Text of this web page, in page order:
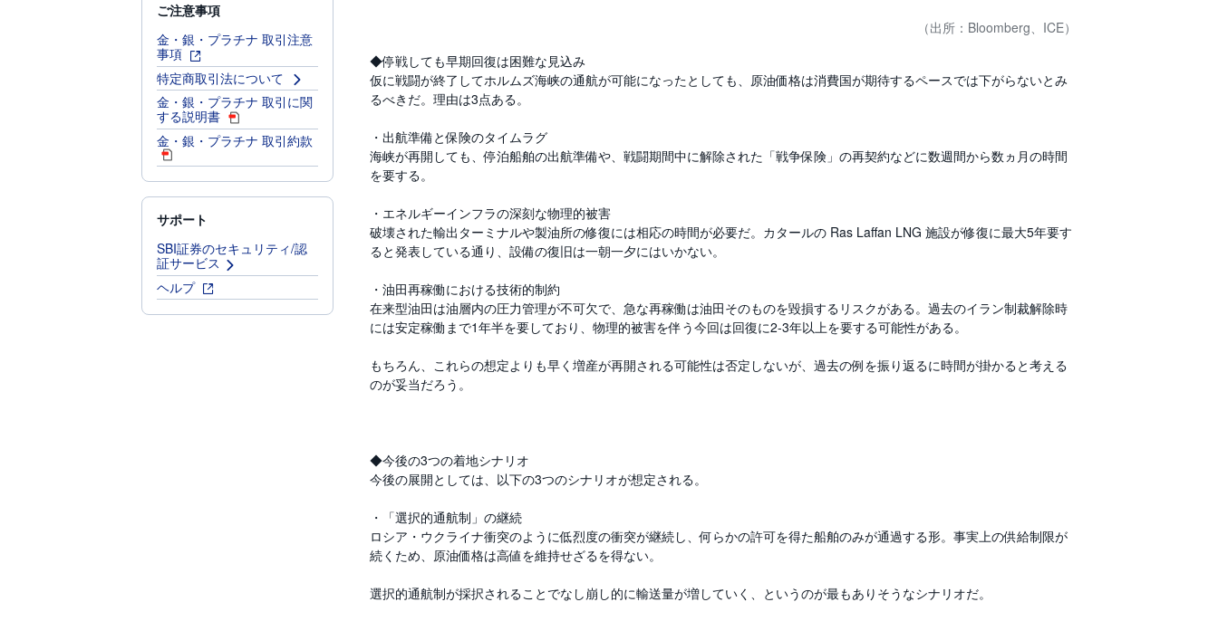
ご注意事項
金・銀・プラチナ 取引注意
事項
特定商取引法について
金・銀・プラチナ 取引に関
する説明書
金・銀・プラチナ 取引約款
サポート
SBI証券のセキュリティ/認
証サービス
ヘルプ
（出所：Bloomberg、ICE）
◆停戦しても早期回復は困難な見込み
仮に戦闘が終了してホルムズ海峡の通航が可能になったとしても、原油価格は消費国が期待するペースでは下がらないとみ
るべきだ。理由は3点ある。
・出航準備と保険のタイムラグ
海峡が再開しても、停泊船舶の出航準備や、戦闘期間中に解除された「戦争保険」の再契約などに数週間から数ヵ月の時間
を要する。
・エネルギーインフラの深刻な物理的被害
破壊された輸出ターミナルや製油所の修復には相応の時間が必要だ。カタールの Ras Laffan LNG 施設が修復に最大5年要す
ると発表している通り、設備の復旧は一朝一夕にはいかない。
・油田再稼働における技術的制約
在来型油田は油層内の圧力管理が不可欠で、急な再稼働は油田そのものを毀損するリスクがある。過去のイラン制裁解除時
には安定稼働まで1年半を要しており、物理的被害を伴う今回は回復に2-3年以上を要する可能性がある。
もちろん、これらの想定よりも早く増産が再開される可能性は否定しないが、過去の例を振り返るに時間が掛かると考える
のが妥当だろう。
◆今後の3つの着地シナリオ
今後の展開としては、以下の3つのシナリオが想定される。
・「選択的通航制」の継続
ロシア・ウクライナ衝突のように低烈度の衝突が継続し、何らかの許可を得た船舶のみが通過する形。事実上の供給制限が
続くため、原油価格は高値を維持せざるを得ない。
選択的通航制が採択されることでなし崩し的に輸送量が増していく、というのが最もありそうなシナリオだ。